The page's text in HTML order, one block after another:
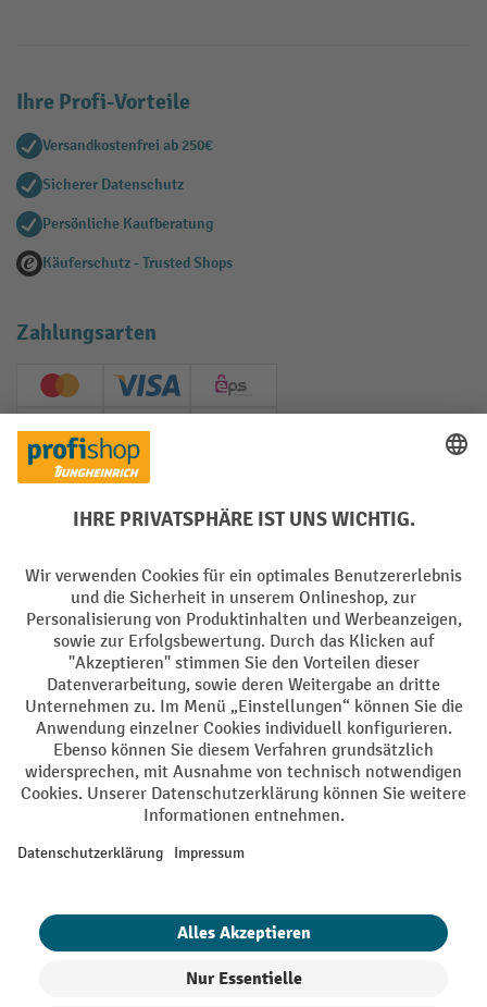
Ihre Profi-Vorteile
Versandkostenfrei ab 250€
Sicherer Datenschutz
Persönliche Kaufberatung
Käuferschutz - Trusted Shops
Zahlungsarten
Creditcard (Master)Creditcard (Visa)
EPS
PayPal
Soziale Netzwerke
Impressum Datenschutz
Barrierefreiheit Privacy Settings
Alle Preise exkl. gesetzl. Mehrwertsteuer zzgl.Versandkostenund ggf.
Nachnahmegebühren, wenn nicht anders angegeben.
¹ Der Rabatt gilt so lange der Vorrat reicht. Der Rabatt gilt nicht auf
oder Gutscheinen ist nicht möglich. | ² Der Rabatt wird einmalig bei
eingelöst werden. Die Höhe des Rabatts variiert je nach
Produktkategorie und beträgt bis zu 10 % (10 % auf Lager, Umwelt,
Heben | 7% auf Büro). Ausgenommen sind Elektro-Hubwagen,